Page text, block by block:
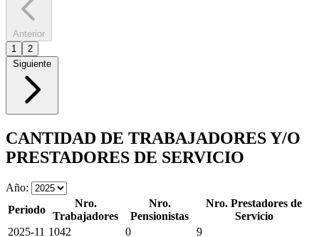
Anterior
1
2
Siguiente
CANTIDAD DE TRABAJADORES Y/O
PRESTADORES DE SERVICIO
Año:
Periodo
Nro.
Trabajadores
Nro.
Pensionistas
Nro. Prestadores de
Servicio
2025-11 1042 0
9